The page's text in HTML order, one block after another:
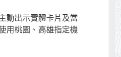
動出示實體卡片及當
用桃園、高雄指定機